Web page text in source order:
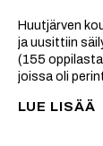
Huutjärven
ja uusittiin
(155
joissa oli
LUE LISÄÄ